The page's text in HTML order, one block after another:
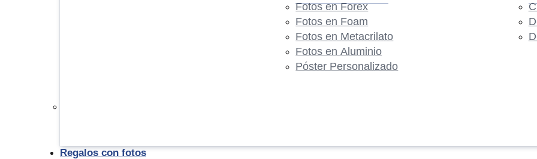
Fotos en Forex
Fotos en Foam
Fotos en Metacrilato
Fotos en Aluminio
Póster Personalizado
Regalos con fotos